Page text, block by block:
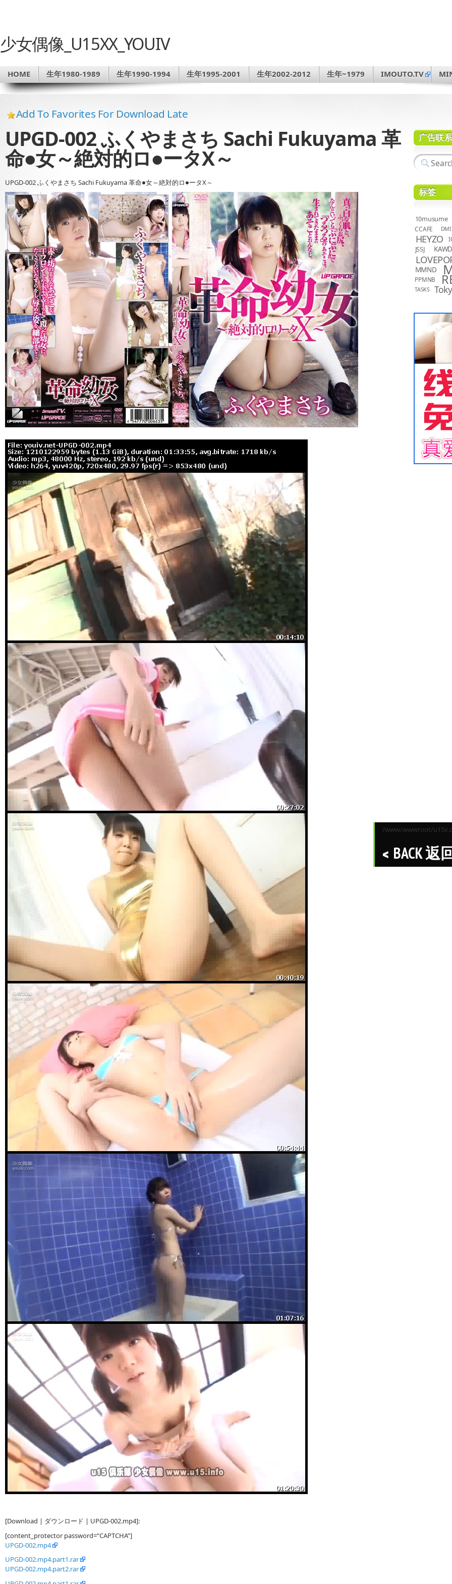
少女偶像_U15XX_YOUIV
HOME 生年1980-1989 生年1990-1994 生年1995-2001 生年2002-2012 生年~1979 IMOUTO.TV
Add To Favorites For Download Late
UPGD-002 ふくやまさち Sachi Fukuyama 革
命●女～絶対的ロ●ータX～
UPGD-002 ふくやまさち Sachi Fukuyama 革命●女～絶対的ロ●ータX～
[Download | ダウンロード | UPGD-002.mp4]:
[content_protector password=”CAPTCHA”]
UPGD-002.mp4
UPGD-002.mp4.part1.rar
UPGD-002.mp4.part2.rar
广告联
标签
10musume
CCAFE DMI
HEYZO
JSSJ KAWD
MMND
PPMNB
TASKS
/www/wwwroot/
BACK 返